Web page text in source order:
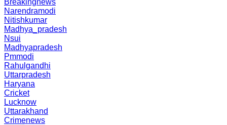
Breakingnews
Narendramodi
Nitishkumar
Madhya_pradesh
Nsui
Madhyapradesh
Pmmodi
Rahulgandhi
Uttarpradesh
Haryana
Cricket
Lucknow
Uttarakhand
Crimenews